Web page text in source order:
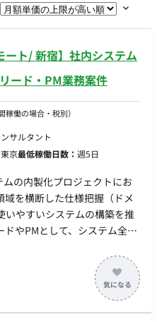
ート/ 新宿】社内システム
ード・PM業務案件
稼働の場合・税別）
サルタント
東京最低稼働日数： 週5日
の内製化プロジェクトにお
を横断した仕様把握（ドメ
いやすいシステムの構築を推
やPMとして、システム全体
て、チームをゴールへ導く旗
す。 ■業務内容・
および組織作り】 ・自社社員
および仕様把握（ドメイン駆